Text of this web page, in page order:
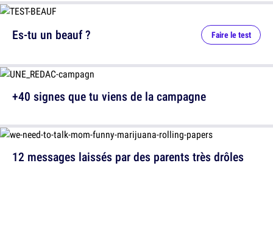
12 messages laissés par des parents très drôles
Es-tu un beauf ? Faire le test
+40 signes que tu viens de la campagne